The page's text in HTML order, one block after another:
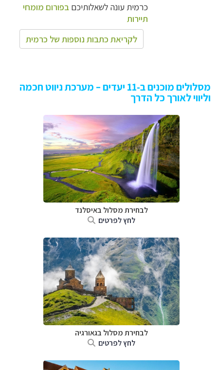
כרמית עונה לשאלותיכם בפורום מומחי
תיירות
לקריאת כתבות נוספות של כרמית
מסלולים מוכנים ב-11 יעדים – מערכת ניווט חכמה
וליווי לאורך כל הדרך
לבחירת מסלול באיסלנד
לחץ לפרטים
לבחירת מסלול בגאורגיה
לחץ לפרטים